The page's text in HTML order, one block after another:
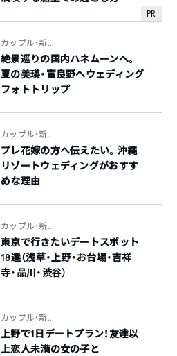
PR
カップル・新...
絶景巡りの国内ハネムーンへ。
夏の美瑛・富良野へウェディング
フォトトリップ
カップル・新...
プレ花嫁の方へ伝えたい。沖縄
リゾートウェディングがおすす
めな理由
カップル・新...
東京で行きたいデートスポット
18選（浅草・上野・お台場・吉祥
寺・品川・渋谷）
カップル・新...
上野で1日デートプラン！友達以
上恋人未満の女の子と